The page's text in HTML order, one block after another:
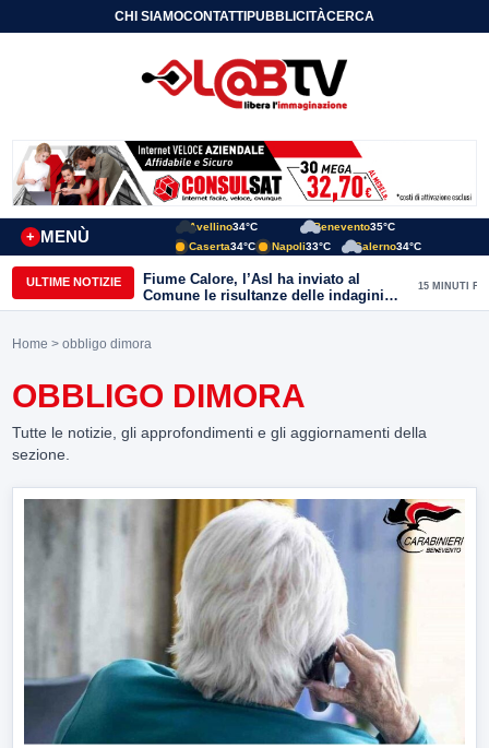
CHI SIAMOCONTATTIPUBBLICITÀCERCA
MENÙ
+
Avellino34°C Benevento35°C
Caserta34°C Napoli33°C Salerno34°C
ULTIME NOTIZIE
Fiume Calore, l’Asl ha inviato al
Comune le risultanze delle indagini
effettuate
15 MINUTI FA
Home > obbligo dimora
OBBLIGO DIMORA
Tutte le notizie, gli approfondimenti e gli aggiornamenti della
sezione.